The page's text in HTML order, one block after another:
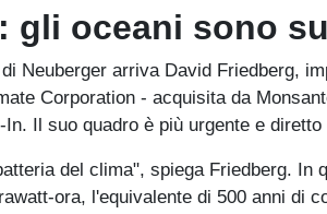
gli oceani sono
Neuberger arriva David Friedberg,
Corporation - acquisita da
In. Il suo quadro è più urgente e
del clima", spiega Friedberg. In
ora, l'equivalente di 500 anni di